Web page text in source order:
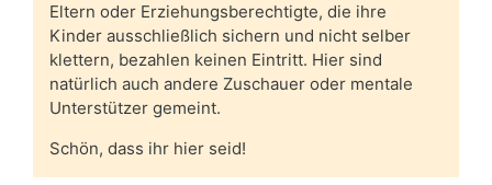
Eltern oder Erziehungsberechtigte, die ihre
Kinder ausschließlich sichern und nicht selber
klettern, bezahlen keinen Eintritt. Hier sind
natürlich auch andere Zuschauer oder mentale
Unterstützer gemeint.
Schön, dass ihr hier seid!